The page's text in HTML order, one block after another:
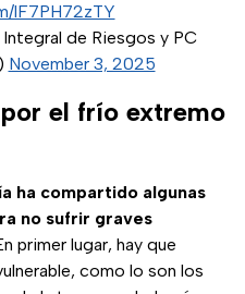
lF7PH72zTY
de Riesgos y PC
November 3, 2025
el frío extremo
ha compartido algunas
no sufrir graves
primer lugar, hay que
como lo son los